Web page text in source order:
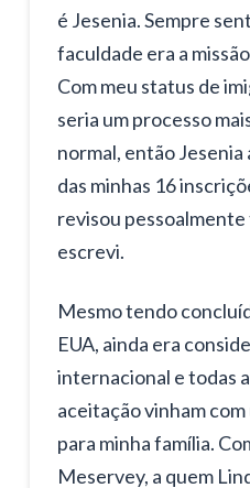
é Jesenia. Sempre
faculdade era a
Com meu status de
seria um processo
normal, então Jesenia
das minhas 16
revisou
escrevi.
Mesmo tendo
EUA, ainda era
internacional e todas
aceitação vinham
para minha família.
Meservey, a quem